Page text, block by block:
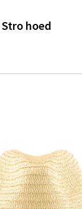
Stro hoed